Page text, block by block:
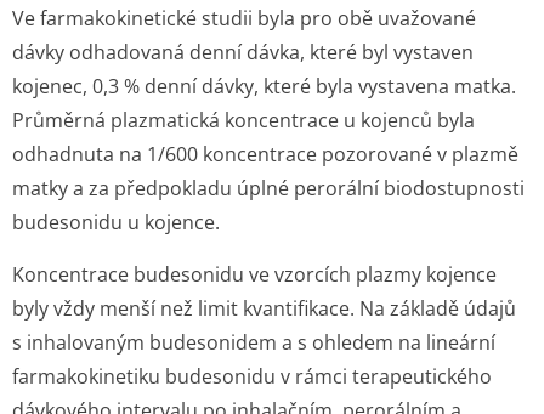
Ve farmakokinetické studii byla pro obě uvažované
dávky odhadovaná denní dávka, které byl vystaven
kojenec, 0,3 % denní dávky, které byla vystavena matka.
Průměrná plazmatická koncentrace u kojenců byla
odhadnuta na 1/600 koncentrace pozorované v plazmě
matky a za předpokladu úplné perorální biodostupnosti
budesonidu u kojence.
Koncentrace budesonidu ve vzorcích plazmy kojence
byly vždy menší než limit kvantifikace. Na základě údajů
s inhalovaným budesonidem a s ohledem na lineární
farmakokinetiku budesonidu v rámci terapeutického